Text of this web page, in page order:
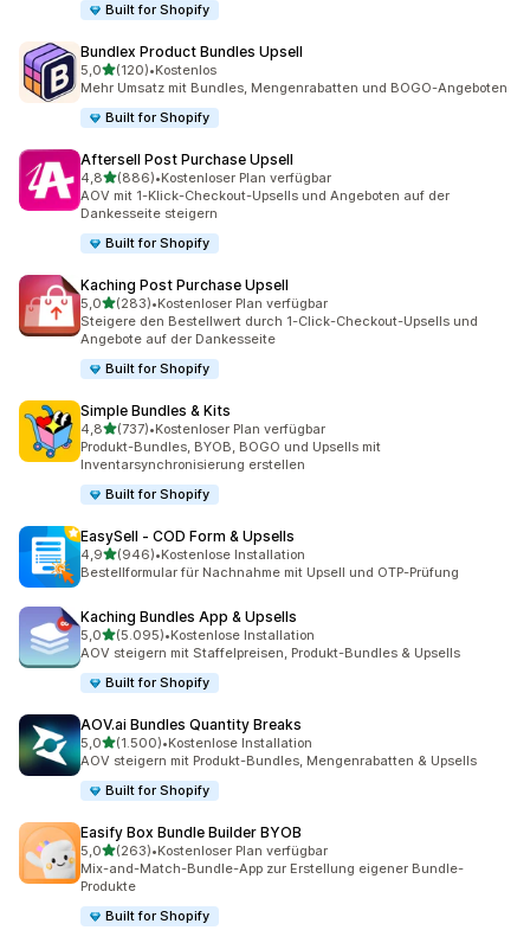
Built for Shopify
Bundlex Product Bundles Upsell
5,0von 5 Sternen
(120)
120 Rezensionen insgesamt
•Kostenlos
Mehr Umsatz mit Bundles, Mengenrabatten und BOGO-Angeboten
Built for Shopify
Aftersell Post Purchase Upsell
4,8von 5 Sternen
(886)
886 Rezensionen insgesamt
•Kostenloser Plan verfügbar
AOV mit 1-Klick-Checkout-Upsells und Angeboten auf der
Dankesseite steigern
Built for Shopify
Kaching Post Purchase Upsell
5,0von 5 Sternen
(283)
283 Rezensionen insgesamt
•Kostenloser Plan verfügbar
Steigere den Bestellwert durch 1-Click-Checkout-Upsells und
Angebote auf der Dankesseite
Built for Shopify
Simple Bundles & Kits
4,8von 5 Sternen
(737)
737 Rezensionen insgesamt
•Kostenloser Plan verfügbar
Produkt-Bundles, BYOB, BOGO und Upsells mit
Inventarsynchronisierung erstellen
Built for Shopify
EasySell ‑ COD Form & Upsells
4,9von 5 Sternen
(946)
946 Rezensionen insgesamt
•Kostenlose Installation
Bestellformular für Nachnahme mit Upsell und OTP-Prüfung
Kaching Bundles App & Upsells
5,0von 5 Sternen
(5.095)
5095 Rezensionen insgesamt
•Kostenlose Installation
AOV steigern mit Staffelpreisen, Produkt-Bundles & Upsells
Built for Shopify
AOV.ai Bundles Quantity Breaks
5,0von 5 Sternen
(1.500)
1500 Rezensionen insgesamt
•Kostenlose Installation
AOV steigern mit Produkt-Bundles, Mengenrabatten & Upsells
Built for Shopify
Easify Box Bundle Builder BYOB
5,0von 5 Sternen
(263)
263 Rezensionen insgesamt
•Kostenloser Plan verfügbar
Mix-and-Match-Bundle-App zur Erstellung eigener Bundle-
Produkte
Built for Shopify